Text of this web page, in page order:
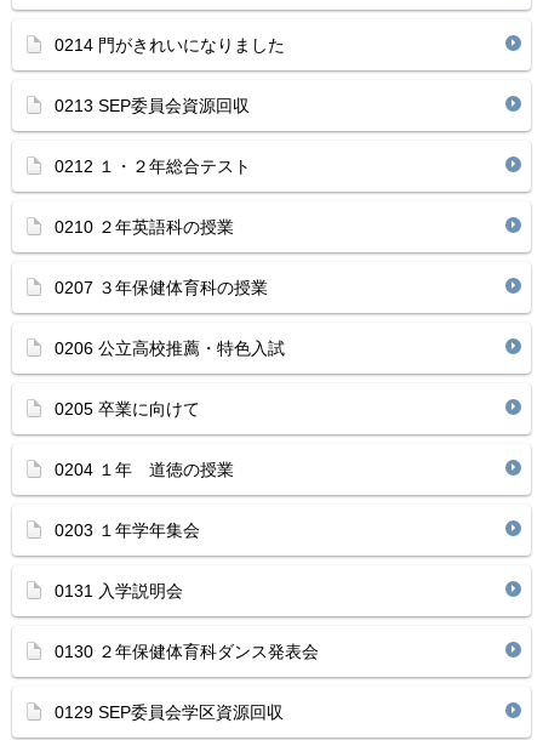
0214 門がきれいになりました
0213 SEP委員会資源回収
0212 １・２年総合テスト
0210 ２年英語科の授業
0207 ３年保健体育科の授業
0206 公立高校推薦・特色入試
0205 卒業に向けて
0204 １年 道徳の授業
0203 １年学年集会
0131 入学説明会
0130 ２年保健体育科ダンス発表会
0129 SEP委員会学区資源回収